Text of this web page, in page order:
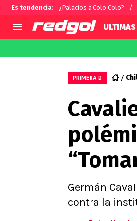
Es tendencia: ¿Palacios a Colo Colo?
Selección
U de Chile
U Católica
Primera B
Segunda
Copa Chile
Supercopa
Campeonato
PRIMERA B
Germán
contra la